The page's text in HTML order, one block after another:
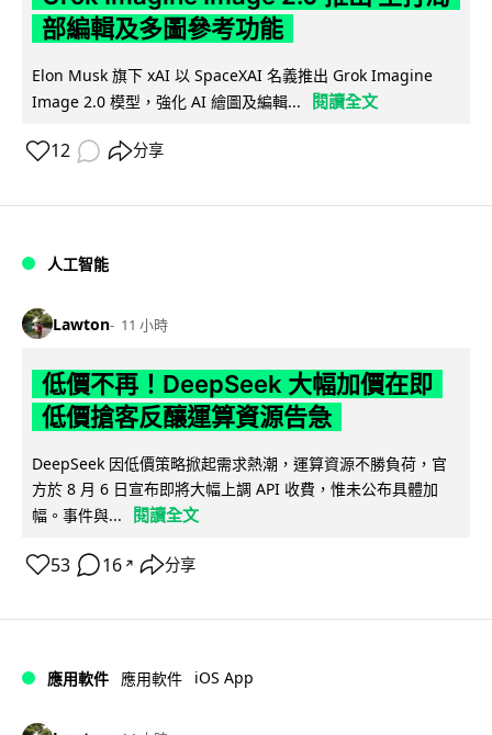
部編輯及多圖參考功能
Elon Musk 旗下 xAI 以 SpaceXAI 名義推出 Grok Imagine
Image 2.0 模型，強化 AI 繪圖及編輯...
閱讀全文
12 分享
人工智能
Lawton 11 小時
低價不再！DeepSeek 大幅加價在即
低價搶客反釀運算資源告急
DeepSeek 因低價策略掀起需求熱潮，運算資源不勝負荷，官
方於 8 月 6 日宣布即將大幅上調 API 收費，惟未公布具體加
幅。事件與...
閱讀全文
53 16 ↗ 分享
應用軟件 應用軟件 iOS App